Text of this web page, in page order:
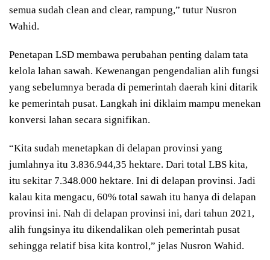
semua sudah clean and clear, rampung,” tutur Nusron
Wahid.
Penetapan LSD membawa perubahan penting dalam tata
kelola lahan sawah. Kewenangan pengendalian alih fungsi
yang sebelumnya berada di pemerintah daerah kini ditarik
ke pemerintah pusat. Langkah ini diklaim mampu menekan
konversi lahan secara signifikan.
“Kita sudah menetapkan di delapan provinsi yang
jumlahnya itu 3.836.944,35 hektare. Dari total LBS kita,
itu sekitar 7.348.000 hektare. Ini di delapan provinsi. Jadi
kalau kita mengacu, 60% total sawah itu hanya di delapan
provinsi ini. Nah di delapan provinsi ini, dari tahun 2021,
alih fungsinya itu dikendalikan oleh pemerintah pusat
sehingga relatif bisa kita kontrol,” jelas Nusron Wahid.